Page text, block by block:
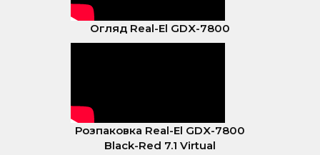
Огляд Real-El GDX-7800
Розпаковка Real-El GDX-7800
Black-Red 7.1 Virtual